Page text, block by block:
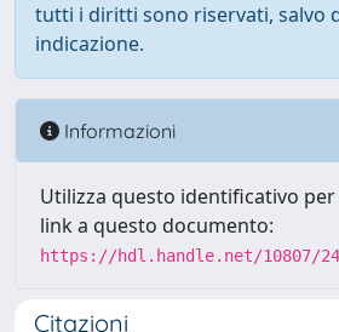
tutti i diritti sono riservati, salvo
indicazione.
Informazioni
Utilizza questo identificativo
link a questo documento:
https://hdl.handle.net/10807/
Citazioni